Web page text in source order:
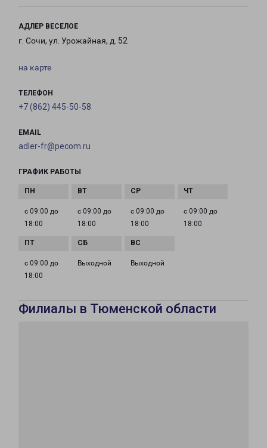
АДЛЕР ВЕСЕЛОЕ
г. Сочи, ул. Урожайная, д. 52
на карте
ТЕЛЕФОН
+7 (862) 445-50-58
EMAIL
adler-fr@pecom.ru
ГРАФИК РАБОТЫ
с 09:00 до
18:00
с 09:00 до
18:00
с 09:00 до
18:00
с 09:00 до
18:00
с 09:00 до
18:00
Выходной Выходной
Филиалы в Тюменской области